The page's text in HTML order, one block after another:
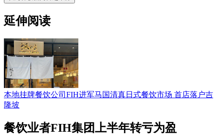
延伸阅读
本地挂牌餐饮公司FIH进军马国清真日式餐饮市场 首店落户吉
隆坡
餐饮业者FIH集团上半年转亏为盈